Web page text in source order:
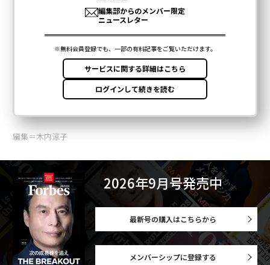
編集＝木内涼子
2026年9月号発売中
最新号の購入はこちらから
メンバーシップに登録する